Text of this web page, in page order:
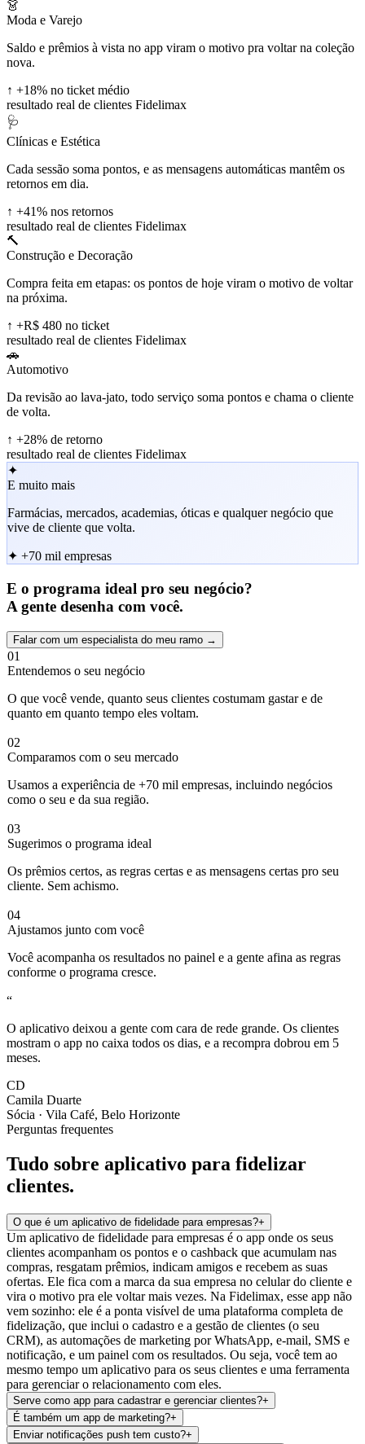
👗
Moda e Varejo
Saldo e prêmios à vista no app viram o motivo pra voltar na coleção
nova.
↑ +18% no ticket médio
resultado real de clientes Fidelimax
🩺
Clínicas e Estética
Cada sessão soma pontos, e as mensagens automáticas mantêm os
retornos em dia.
↑ +41% nos retornos
resultado real de clientes Fidelimax
🔨
Construção e Decoração
Compra feita em etapas: os pontos de hoje viram o motivo de voltar
na próxima.
↑ +R$ 480 no ticket
resultado real de clientes Fidelimax
🚗
Automotivo
Da revisão ao lava-jato, todo serviço soma pontos e chama o cliente
de volta.
↑ +28% de retorno
resultado real de clientes Fidelimax
✦
E muito mais
Farmácias, mercados, academias, óticas e qualquer negócio que
vive de cliente que volta.
✦ +70 mil empresas
E o programa ideal pro seu negócio?
A gente desenha com você.
Falar com um especialista do meu ramo →
01
Entendemos o seu negócio
O que você vende, quanto seus clientes costumam gastar e de
quanto em quanto tempo eles voltam.
02
Comparamos com o seu mercado
Usamos a experiência de +70 mil empresas, incluindo negócios
como o seu e da sua região.
03
Sugerimos o programa ideal
Os prêmios certos, as regras certas e as mensagens certas pro seu
cliente. Sem achismo.
04
Ajustamos junto com você
Você acompanha os resultados no painel e a gente afina as regras
conforme o programa cresce.
“
O aplicativo deixou a gente com cara de rede grande. Os clientes
mostram o app no caixa todos os dias, e a recompra dobrou em 5
meses.
CD
Camila Duarte
Sócia · Vila Café, Belo Horizonte
Perguntas frequentes
Tudo sobre aplicativo para fidelizar
clientes.
O que é um aplicativo de fidelidade para empresas?+
Um aplicativo de fidelidade para empresas é o app onde os seus
clientes acompanham os pontos e o cashback que acumulam nas
compras, resgatam prêmios, indicam amigos e recebem as suas
ofertas. Ele fica com a marca da sua empresa no celular do cliente e
vira o motivo pra ele voltar mais vezes. Na Fidelimax, esse app não
vem sozinho: ele é a ponta visível de uma plataforma completa de
fidelização, que inclui o cadastro e a gestão de clientes (o seu
CRM), as automações de marketing por WhatsApp, e-mail, SMS e
notificação, e um painel com os resultados. Ou seja, você tem ao
mesmo tempo um aplicativo para os seus clientes e uma ferramenta
para gerenciar o relacionamento com eles.
Serve como app para cadastrar e gerenciar clientes?+
É também um app de marketing?+
Enviar notificações push tem custo?+